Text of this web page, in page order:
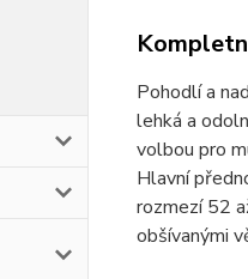
Pohodlí a
lehká a
volbou pro
Hlavní
rozmezí 52
obšívanými